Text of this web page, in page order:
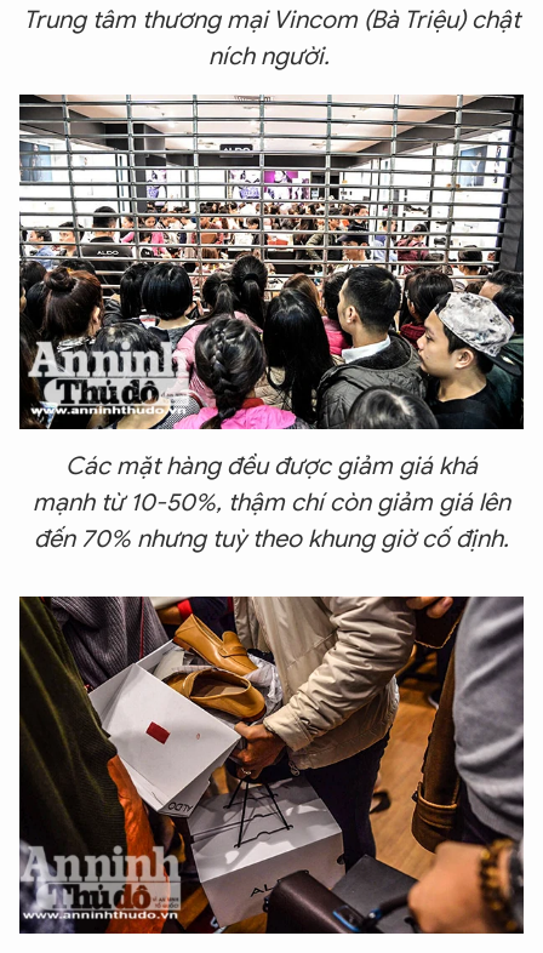
Trung tâm thương mại Vincom (Bà Triệu) chật
ních người.
Các mặt hàng đều được giảm giá khá
mạnh từ 10-50%, thậm chí còn giảm giá lên
đến 70% nhưng tuỳ theo khung giờ cố định.